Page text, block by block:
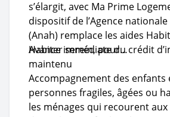
s’élargit, avec Ma Prime
dispositif de l’Agence
(Anah) remplace les aides
Habiter serein, pour…
Avance immédiate du crédit
maintenu
Accompagnement des enfants
personnes fragiles, âgées ou
les ménages qui recourent aux